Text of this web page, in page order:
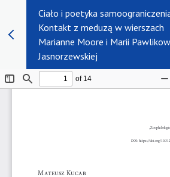
Ciało i poetyka
Kontakt z meduzą w wierszach
Marianne Moore i Marii
Jasnorzewskiej